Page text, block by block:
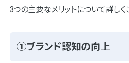
3つの主要なメリットについて詳しく
①ブランド認知の向上